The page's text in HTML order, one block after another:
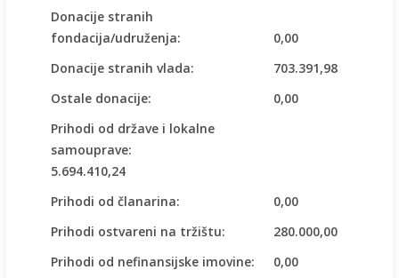
Donacije stranih
fondacija/udruženja:
0,00
Donacije stranih vlada:
703.391,98
Ostale donacije:
0,00
Prihodi od države i lokalne
samouprave:
5.694.410,24
Prihodi od članarina:
0,00
Prihodi ostvareni na tržištu:
280.000,00
Prihodi od nefinansijske imovine:
0,00